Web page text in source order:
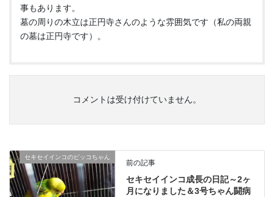
事もあります。
墓の周りの木立は正円寺さんのような雰囲気です（私の両親
の墓は正円寺です）。
コメントは受け付けていません。
セキセイインコのピッコちゃん
前の記事
セキセイインコ成長の日記～2ヶ
月になりました＆3号ちゃん闘病